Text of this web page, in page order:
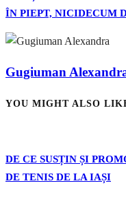
ÎN PIEPT, NICIDECUM
Gugiuman
YOU MIGHT ALSO
DE CE SUSȚIN ȘI
DE TENIS DE LA IAȘI